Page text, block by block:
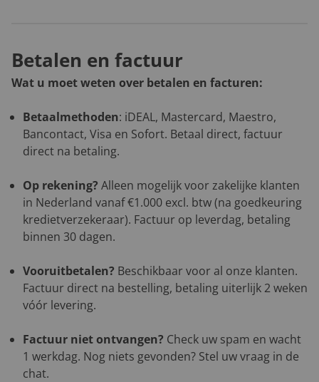
Betalen en factuur
Wat u moet weten over betalen en facturen:
Betaalmethoden: iDEAL, Mastercard, Maestro,
Bancontact, Visa en Sofort. Betaal direct, factuur
direct na betaling.
Op rekening? Alleen mogelijk voor zakelijke klanten
in Nederland vanaf €1.000 excl. btw (na goedkeuring
kredietverzekeraar). Factuur op leverdag, betaling
binnen 30 dagen.
Vooruitbetalen? Beschikbaar voor al onze klanten.
Factuur direct na bestelling, betaling uiterlijk 2 weken
vóór levering.
Factuur niet ontvangen? Check uw spam en wacht
1 werkdag. Nog niets gevonden? Stel uw vraag in de
chat.